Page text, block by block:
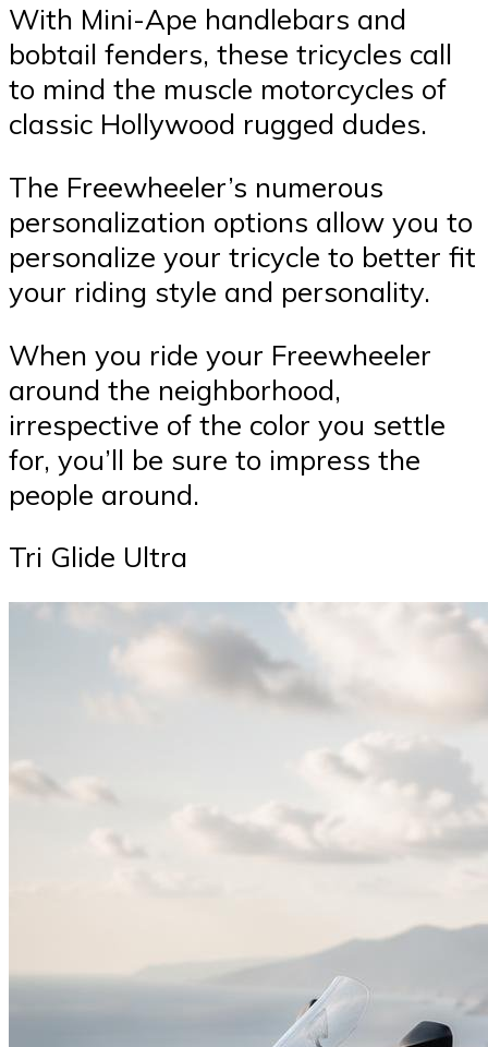
With Mini-Ape handlebars and
bobtail fenders, these tricycles call
to mind the muscle motorcycles of
classic Hollywood rugged dudes.
The Freewheeler’s numerous
personalization options allow you to
personalize your tricycle to better fit
your riding style and personality.
When you ride your Freewheeler
around the neighborhood,
irrespective of the color you settle
for, you’ll be sure to impress the
people around.
Tri Glide Ultra